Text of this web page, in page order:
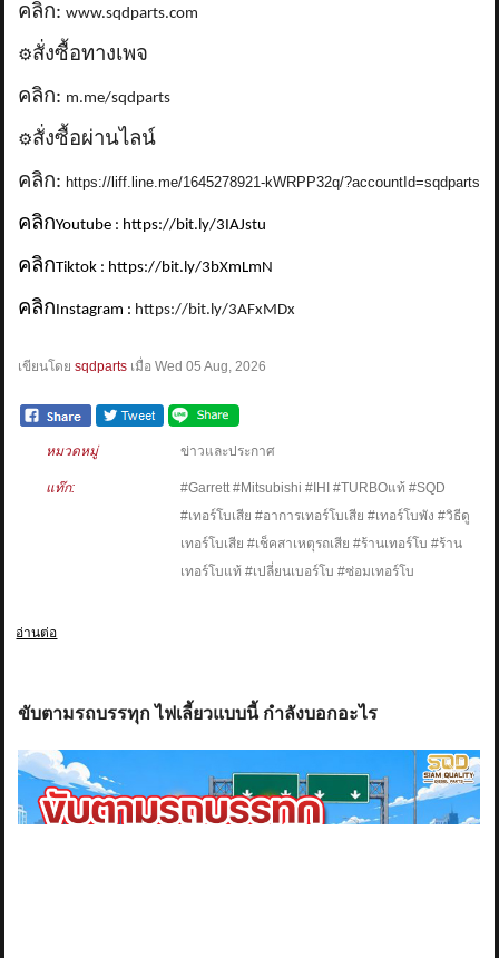
คลิก:www.sqdparts.com
⚙️สั่งซื้อทางเพจ
คลิก: m.me/sqdparts
⚙️สั่งซื้อผ่านไลน์
คลิก: https://liff.line.me/1645278921-kWRPP32q/?accountId=sqdparts
คลิกYoutube : https://bit.ly/3IAJstu
คลิกTiktok : https://bit.ly/3bXmLmN
คลิก Instagram : https://bit.ly/3AFxMDx
เขียนโดยsqdparts เมื่อWed 05 Aug, 2026
หมวดหมู่ ข่าวและประกาศ
แท๊ก:
#Garrett #Mitsubishi #IHI #TURBOแท้ #SQD
#เทอร์โบเสีย #อาการเทอร์โบเสีย #เทอร์โบพัง #วิธีดู
เทอร์โบเสีย #เช็คสาเหตุรถเสีย #ร้านเทอร์โบ #ร้าน
เทอร์โบแท้ #เปลี่ยนเบอร์โบ #ซ่อมเทอร์โบ
อ่านต่อ
ขับตามรถบรรทุก ไฟเลี้ยวแบบนี้ กำลังบอกอะไร